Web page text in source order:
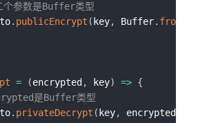
参数是Buffer类型
. publicEncrypt ( key, Buffer. from
= (encrypted , key) => {
是Buffer类型
. privateDecrypt ( key, encrypted